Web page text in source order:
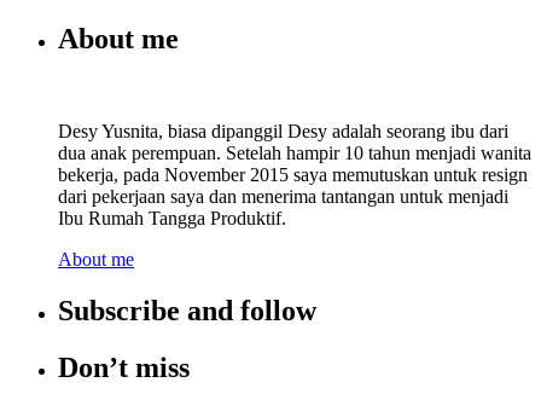
About me
Desy Yusnita, biasa dipanggil Desy adalah seorang ibu dari
dua anak perempuan. Setelah hampir 10 tahun menjadi wanita
bekerja, pada November 2015 saya memutuskan untuk resign
dari pekerjaan saya dan menerima tantangan untuk menjadi
Ibu Rumah Tangga Produktif.
About me
Subscribe and follow
Don’t miss